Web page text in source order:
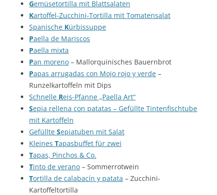
Gemüsetortilla mit Blattsalaten
Kartoffel-Zucchini-Tortilla mit Tomatensalat
Spanische Kürbissuppe
Paella de Mariscos
Paella mixta
Pan moreno – Mallorquinisches Bauernbrot
Papas arrugadas con Mojo rojo y verde –
Runzelkartoffeln mit Dips
Schnelle Reis-Pfanne „Paella Art“
Sepia rellena con patatas – Gefüllte Tintenfischtube
mit Kartoffeln
Gefüllte Sepiatuben mit Salat
Kleines Tapasbuffet für zwei
Tapas, Pinchos & Co.
Tinto de verano – Sommerrotwein
Tortilla de calabacín y patata – Zucchini-
Kartoffeltortilla